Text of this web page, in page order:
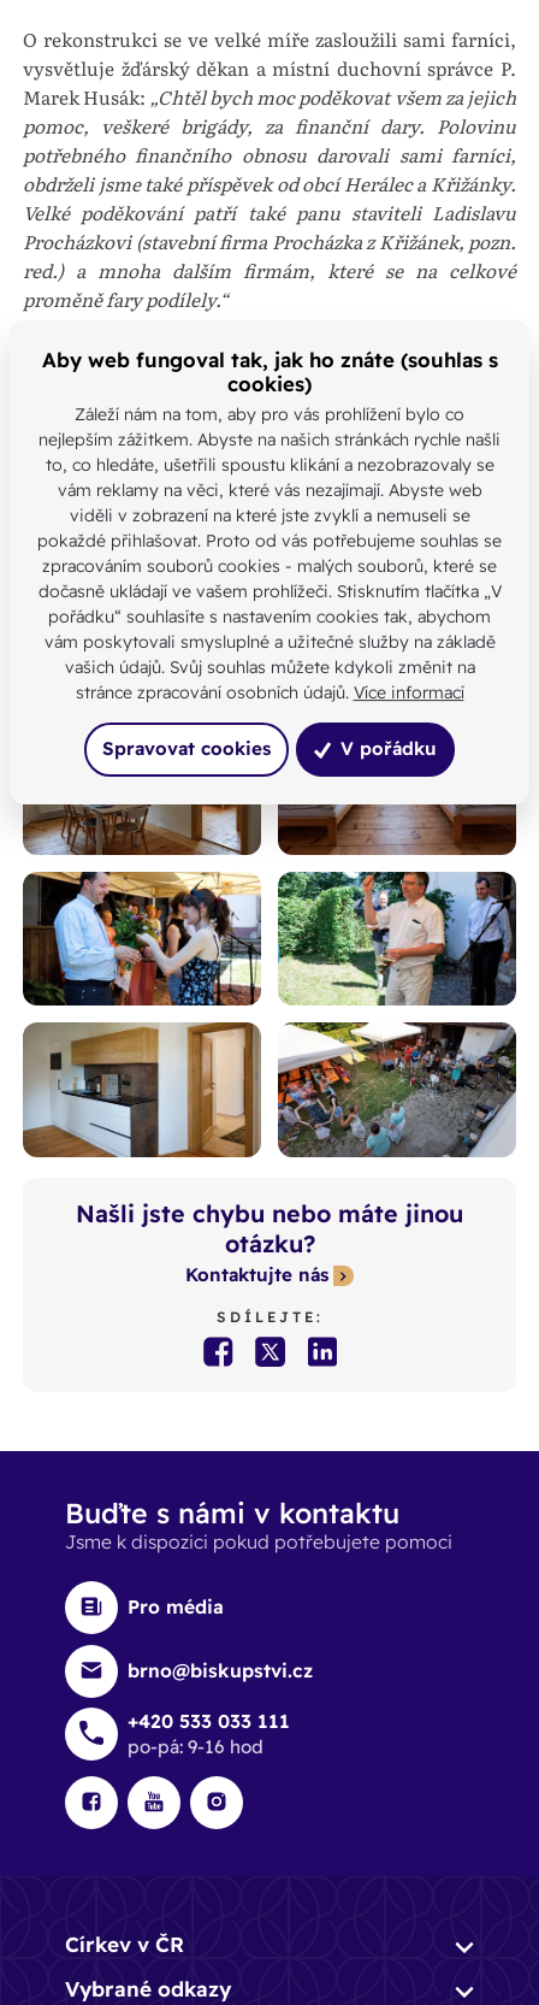
O rekonstrukci se ve velké míře zasloužili sami farníci,
vysvětluje žďárský děkan a místní duchovní správce P.
Marek Husák: „Chtěl bych moc poděkovat všem za jejich
pomoc, veškeré brigády, za finanční dary. Polovinu
potřebného finančního obnosu darovali sami farníci,
obdrželi jsme také příspěvek od obcí Herálec a Křižánky.
Velké poděkování patří také panu staviteli Ladislavu
Procházkovi (stavební firma Procházka z Křižánek, pozn.
red.) a mnoha dalším firmám, které se na celkové
proměně fary podílely.“
Slavnostní žehnání rekreačního objektu herálecké fary
provázel bohatý doprovodný program: v 11 hodin slavili
věřící mši svatou, s hudebním vystoupením se poté
představila místní schola i dětská schola ze Žďáru, pro
děti byl na farní zahradě připraven skákací hrad a
soutěžní aktivity.
Fotoreportáž z nedělního žehnání fary najdeteZDE.
(Foto: Jiří Přichystal, Člověk a víra)
Fotogalerie
Našli jste chybu nebo máte jinou
otázku?
Kontaktujte nás
SDÍLEJTE:
Buďte s námi v kontaktu
Jsme k dispozici pokud potřebujete pomoci
Pro média
brno@biskupstvi.cz
+420 533 033 111
po-pá: 9-16 hod
Církev v ČR
Vybrané odkazy
Aby web fungoval tak, jak ho znáte (souhlas s
cookies)
Záleží nám na tom, aby pro vás prohlížení bylo co
nejlepším zážitkem. Abyste na našich stránkách rychle našli
to, co hledáte, ušetřili spoustu klikání a nezobrazovaly se
vám reklamy na věci, které vás nezajímají. Abyste web
viděli v zobrazení na které jste zvyklí a nemuseli se
pokaždé přihlašovat. Proto od vás potřebujeme souhlas se
zpracováním souborů cookies - malých souborů, které se
dočasně ukládají ve vašem prohlížeči. Stisknutím tlačítka „V
pořádku“ souhlasíte s nastavením cookies tak, abychom
vám poskytovali smysluplné a užitečné služby na základě
vašich údajů. Svůj souhlas můžete kdykoli změnit na
stránce zpracování osobních údajů. Více informací
Spravovat cookies V pořádku